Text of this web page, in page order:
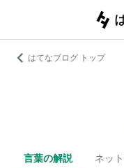
はてなブログ トップ
言葉の解説 ネッ